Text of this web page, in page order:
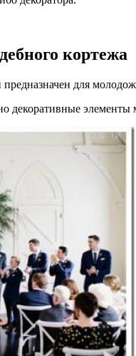
кортежа
для
декоративные элементы